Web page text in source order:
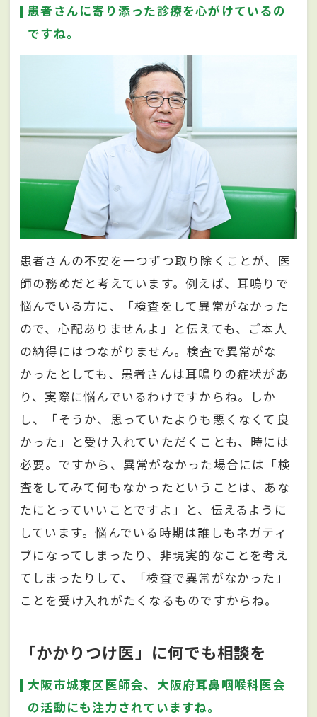
患者さんに寄り添った診療を心がけているの
ですね。
患者さんの不安を一つずつ取り除くことが、医
師の務めだと考えています。例えば、耳鳴りで
悩んでいる方に、「検査をして異常がなかった
ので、心配ありませんよ」と伝えても、ご本人
の納得にはつながりません。検査で異常がな
かったとしても、患者さんは耳鳴りの症状があ
り、実際に悩んでいるわけですからね。しか
し、「そうか、思っていたよりも悪くなくて良
かった」と受け入れていただくことも、時には
必要。ですから、異常がなかった場合には「検
査をしてみて何もなかったということは、あな
たにとっていいことですよ」と、伝えるように
しています。悩んでいる時期は誰しもネガティ
ブになってしまったり、非現実的なことを考え
てしまったりして、「検査で異常がなかった」
ことを受け入れがたくなるものですからね。
「かかりつけ医」に何でも相談を
大阪市城東区医師会、大阪府耳鼻咽喉科医会
の活動にも注力されていますね。